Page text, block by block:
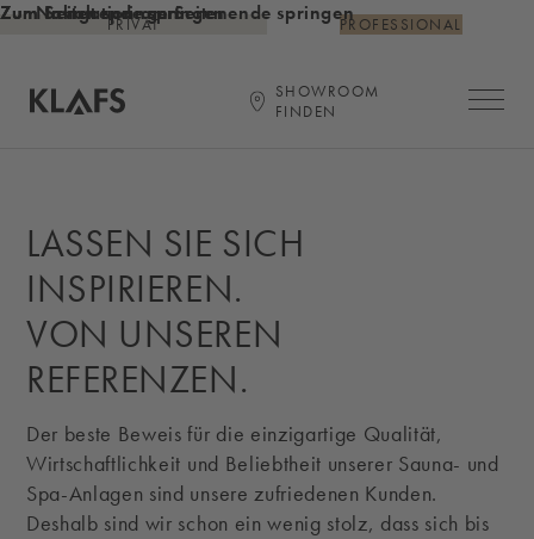
Zum Inhalt springen
Zum Seitenende springen
Zur Navigation am Seitenende springen
PRIVAT PROFESSIONAL
SHOWROOM
FINDEN
LASSEN SIE SICH
INSPIRIEREN.
VON UNSEREN
REFERENZEN.
Der beste Beweis für die einzigartige Qualität,
Wirtschaftlichkeit und Beliebtheit unserer Sauna- und
Spa-Anlagen sind unsere zufriedenen Kunden.
Deshalb sind wir schon ein wenig stolz, dass sich bis